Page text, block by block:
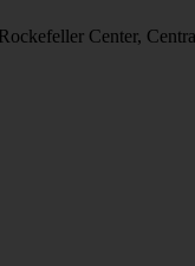
Center,